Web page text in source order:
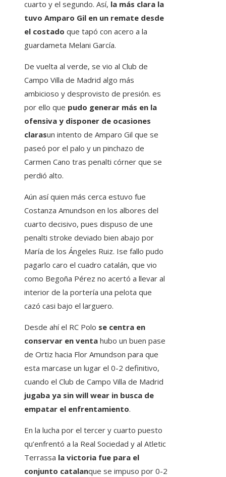
cuarto y el segundo. Así, la más clara la
tuvo Amparo Gil en un remate desde
el costado que tapó con acero a la
guardameta Melani García.
De vuelta al verde, se vio al Club de
Campo Villa de Madrid algo más
ambicioso y desprovisto de presión. es
por ello que pudo generar más en la
ofensiva y disponer de ocasiones
clarasun intento de Amparo Gil que se
paseó por el palo y un pinchazo de
Carmen Cano tras penalti córner que se
perdió alto.
Aún así quien más cerca estuvo fue
Costanza Amundson en los albores del
cuarto decisivo, pues dispuso de une
penalti stroke deviado bien abajo por
María de los Ángeles Ruiz. Ise fallo pudo
pagarlo caro el cuadro catalán, que vio
como Begoña Pérez no acertó a llevar al
interior de la portería una pelota que
cazó casi bajo el larguero.
Desde ahí el RC Polo se centra en
conservar en venta hubo un buen pase
de Ortiz hacia Flor Amundson para que
esta marcase un lugar el 0-2 definitivo,
cuando el Club de Campo Villa de Madrid
jugaba ya sin will wear in busca de
empatar el enfrentamiento.
En la lucha por el tercer y cuarto puesto
qu’enfrentó a la Real Sociedad y al Atletic
Terrassa la victoria fue para el
conjunto catalanque se impuso por 0-2